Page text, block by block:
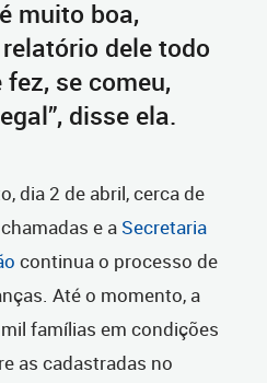
muito boa,
dele todo
se comeu,
disse ela.
dia 2 de abril, cerca de
e a Secretaria
continua o processo de
Até o momento, a
famílias em condições
as cadastradas no